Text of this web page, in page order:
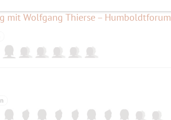
mit Wolfgang Thierse – Humboldtforum